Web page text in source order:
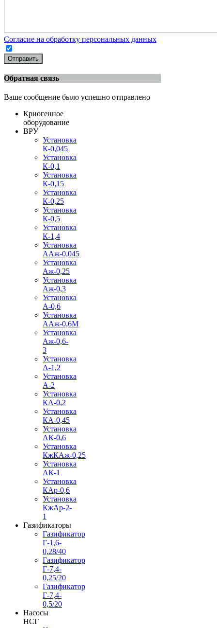
Согласие на обработку персональных данных
Отправить
Обратная связь
Ваше сообщение было успешно отправлено
Криогенное
оборудование
ВРУ
Установка
К-0,045
Установка
К-0,1
Установка
К-0,15
Установка
К-0,25
Установка
К-0,5
Установка
К-1,4
Установка
ААж-0,045
Установка
Аж-0,25
Установка
Аж-0,3
Установка
А-0,6
Установка
ААж-0,6М
Установка
Аж-0,6-
3
Установка
А-1,2
Установка
А-2
Установка
КА-0,2
Установка
КА-0,45
Установка
АК-0,6
Установка
КжКАж-0,25
Установка
АК-1
Установка
КАр-0,6
Установка
КжАр-2-
1
Газификаторы
Газификатор
Г-1,6-
0,28/40
Газификатор
Г-7,4-
0,25/20
Газификатор
Г-7,4-
0,5/20
Насосы
НСГ